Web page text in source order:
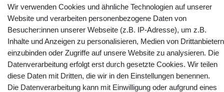
Vertrag widerrufen Kontakt
YouTube Facebook Instagram
Wir verwenden Cookies und ähnliche Technologien auf unserer
Website und verarbeiten personenbezogene Daten von
Besucher:innen unserer Webseite (z.B. IP-Adresse), um z.B.
Inhalte und Anzeigen zu personalisieren, Medien von Drittanbietern
einzubinden oder Zugriffe auf unsere Website zu analysieren. Die
Datenverarbeitung erfolgt erst durch gesetzte Cookies. Wir teilen
diese Daten mit Dritten, die wir in den Einstellungen benennen.
Die Datenverarbeitung kann mit Einwilligung oder aufgrund eines